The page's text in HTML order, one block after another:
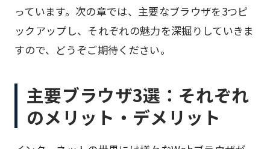
っています。次の章では、主要なブラウザを3つピ
ックアップし、それぞれの魅力を深掘りしていきま
すので、どうぞご期待ください。
主要ブラウザ3選：それぞれ
のメリット・デメリット